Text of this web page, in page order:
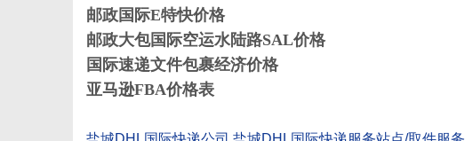
邮政国际E特快价格
邮政大包国际空运水陆路SAL价格
国际速递文件包裹经济价格
亚马逊FBA价格表